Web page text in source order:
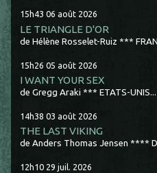
15h43 06 août 2026
LE TRIANGLE D'OR
de Hélène Rosselet-Ruiz ***
15h26 05 août 2026
I WANT YOUR SEX
de Gregg Araki *** ETATS-UNIS...
14h38 03 août 2026
THE LAST VIKING
de Anders Thomas Jensen ****
12h10 29 juil. 2026